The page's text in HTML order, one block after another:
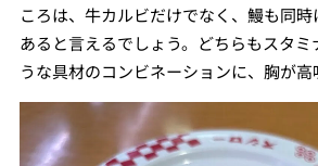
ころは、牛カルビだけでなく、鰻も同
あると言えるでしょう。どちらもスタ
うな具材のコンビネーションに、胸が